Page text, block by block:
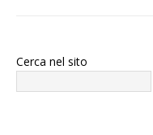
Cerca nel sito